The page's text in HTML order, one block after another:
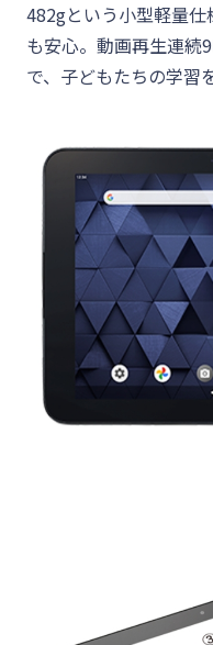
482gという小型軽量
も安心。動画再生連続
で、子どもたちの学習